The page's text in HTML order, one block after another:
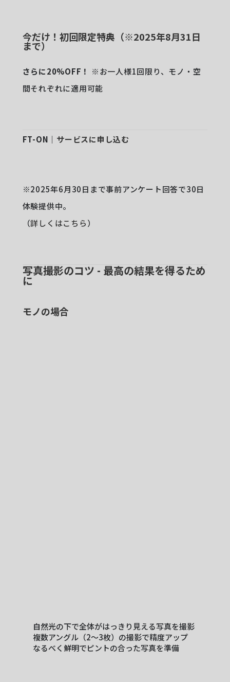
今だけ！初回限定特典（※2025年8月31日
まで）
さらに20%OFF！
※お一人様1回限り、モノ・空
間それぞれに適用可能
FT-ON｜ サービスに申し込む
※2025年6月30日まで事前アンケート回答で30日
体験提供中。
（詳しくはこちら）
写真撮影のコツ - 最高の結果を得るため
に
モノの場合
自然光の下で全体がはっきり見える写真を撮影
複数アングル（2〜3枚）の撮影で精度アップ
なるべく鮮明でピントの合った写真を準備